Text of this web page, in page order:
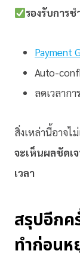
รองรับการ
Payment
Auto-
ลดเวลาก
สิ่งเหล่านี้อาจไ
จะเห็นผลชัดเ
เวลา
สรุปอีก
ทำก่อนห